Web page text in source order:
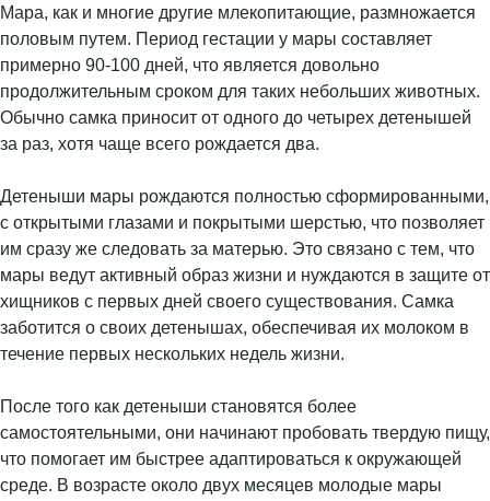
Мара, как и многие другие млекопитающие, размножается
половым путем. Период гестации у мары составляет
примерно 90-100 дней, что является довольно
продолжительным сроком для таких небольших животных.
Обычно самка приносит от одного до четырех детенышей
за раз, хотя чаще всего рождается два.
Детеныши мары рождаются полностью сформированными,
с открытыми глазами и покрытыми шерстью, что позволяет
им сразу же следовать за матерью. Это связано с тем, что
мары ведут активный образ жизни и нуждаются в защите от
хищников с первых дней своего существования. Самка
заботится о своих детенышах, обеспечивая их молоком в
течение первых нескольких недель жизни.
После того как детеныши становятся более
самостоятельными, они начинают пробовать твердую пищу,
что помогает им быстрее адаптироваться к окружающей
среде. В возрасте около двух месяцев молодые мары